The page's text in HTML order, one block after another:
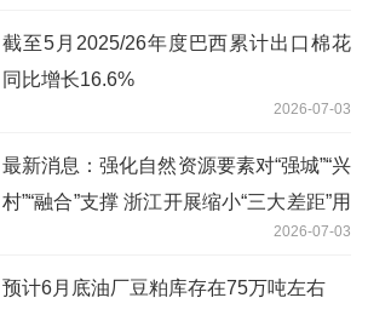
截至5月2025/26年度巴西累计出口棉花
同比增长16.6%
2026-07-03
最新消息：强化自然资源要素对“强城”“兴
村”“融合”支撑 浙江开展缩小“三大差距”用
2026-07-03
预计6月底油厂豆粕库存在75万吨左右